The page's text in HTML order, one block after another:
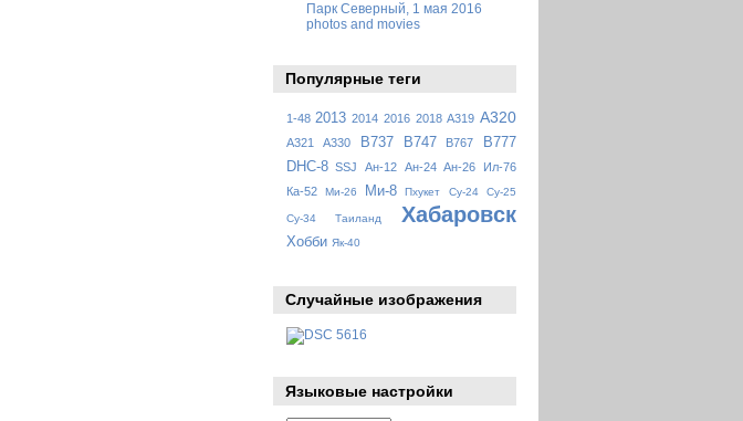
Парк Северный, 1 мая 2016
photos and movies
Популярные теги
1-48 2013 2014 2016 2018 A319 A320
A321 A330 B737 B747 B767
B777
DHC-8 SSJ Ан-12 Ан-24 Ан-26
Ил-76
Ка-52
Ми-26 Ми-8 Пхукет Су-24 Су-25
Су-34 Таиланд Хабаровск
Хобби Як-40
Случайные изображения
Языковые настройки